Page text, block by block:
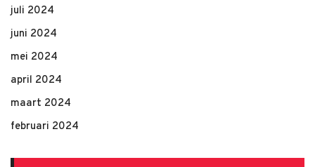
juli 2024
juni 2024
mei 2024
april 2024
maart 2024
februari 2024